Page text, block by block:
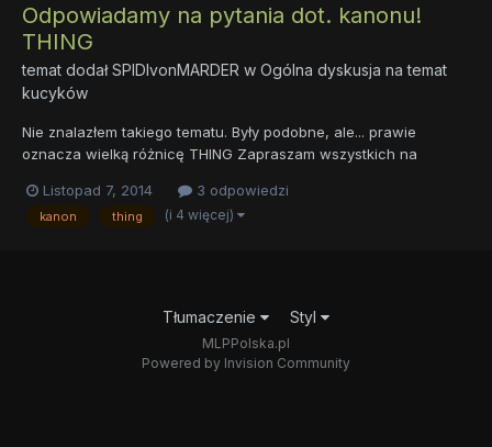
Odpowiadamy na pytania dot. kanonu!
THING
temat dodałSPIDIvonMARDER w Ogólna dyskusja na temat
kucyków
Nie znalazłem takiego tematu. Były podobne, ale... prawie
oznacza wielką różnicę THING Zapraszam wszystkich na
społeczeństwach germańskich oznaczał radę starców, ich sądy
i zebrania, gdzie obradowali nad ważnymi sprawami i każdy
Listopad 7, 2014 3 odpowiedzi
kanon thing (i 4 więcej)
Tłumaczenie Styl
MLPPolska.pl
Powered by Invision Community